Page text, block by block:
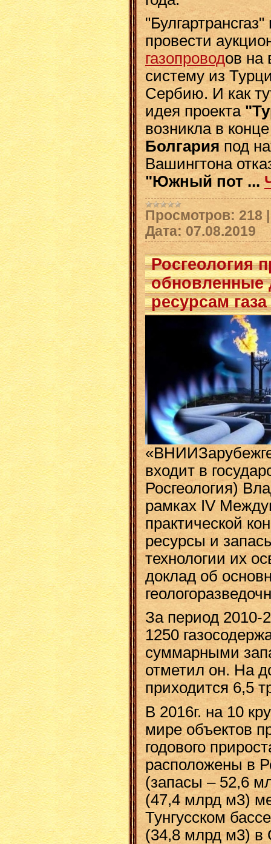
провести
газопроводов на
систему из
Сербию. И как
идея проекта
возникла в
Болгарияпод
Вашингтона
"Южный пот ...
Просмотров: 218
Дата: 07.08.2019
Росгеология
ресурсам газа
входит в
Росгеология)
рамках IV
практической
ресурсы и
технологии их
доклад об
За период 2010-
1250
суммарными
отметил он. На
приходится 6,5
В 2016г. на 10
мире объектов
годового
расположены в
(запасы – 52,6
(47,4 млрд м3)
Тунгусском
(34,8 млрд м3) в